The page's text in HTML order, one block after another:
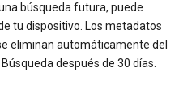
búsqueda futura, puede
tu dispositivo. Los metadatos
eliminan automáticamente del
después de 30 días.